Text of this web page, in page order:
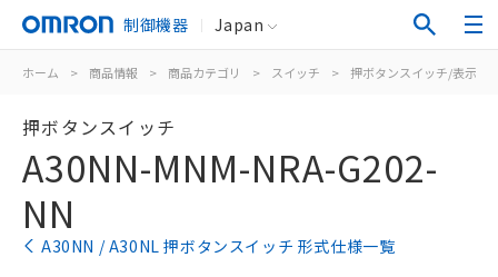
制御機器 Japan
ホーム > 商品情報 > 商品カテゴリ > スイッチ > 押ボタンスイッチ/表示灯
押ボタンスイッチ
A30NN-MNM-NRA-G202-
NN
A30NN / A30NL 押ボタンスイッチ 形式仕様一覧